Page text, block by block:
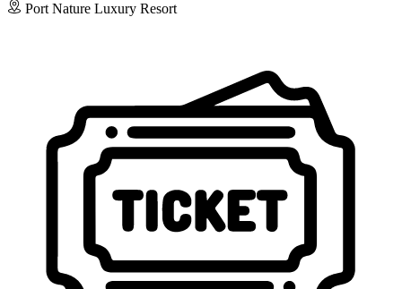
Port Nature Luxury Resort